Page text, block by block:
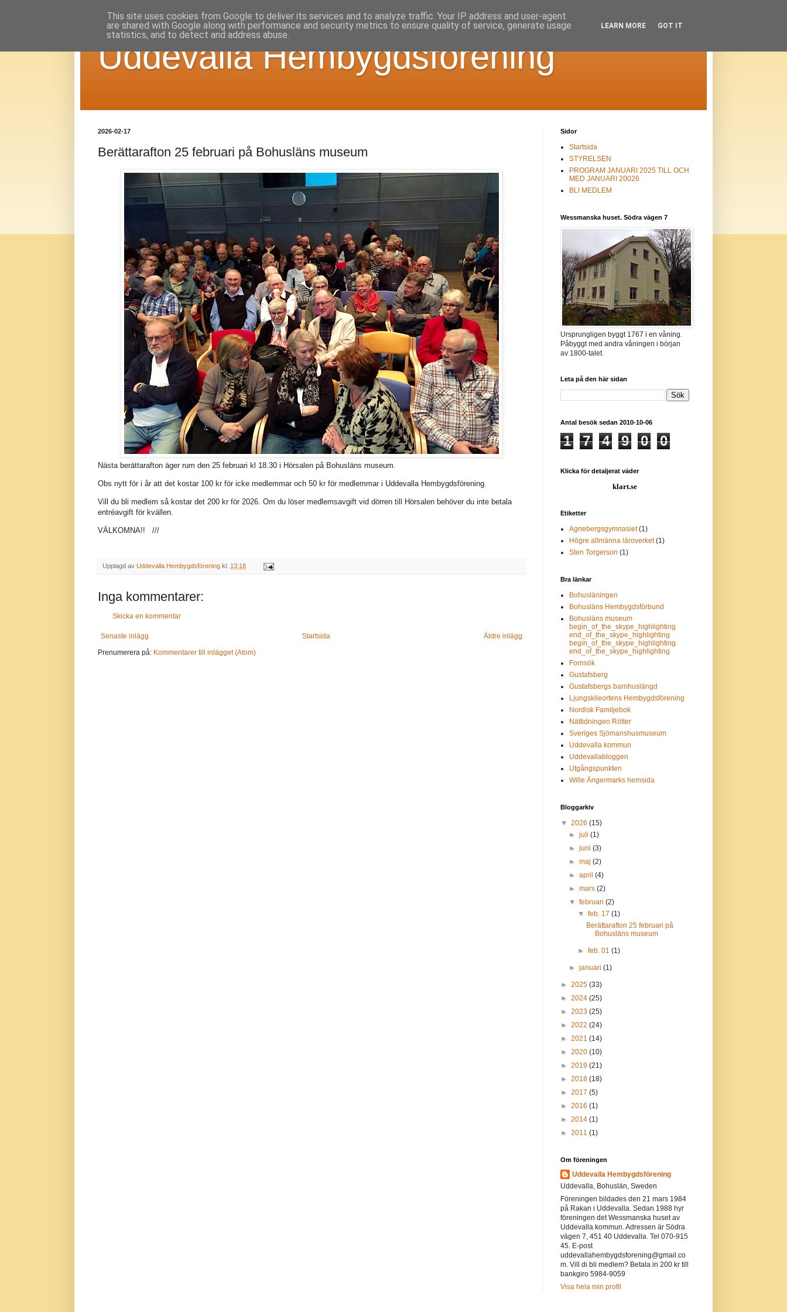
Uddevalla Hembygdsförening
2026-02-17
Berättarafton 25 februari på Bohusläns museum
Nästa berättarafton äger rum den 25 februari kl 18.30 i Hörsalen på Bohusläns museum.
Obs nytt för i år att det kostar 100 kr för icke medlemmar och 50 kr för medlemmar i Uddevalla Hembygdsförening.
Vill du bli medlem så kostar det 200 kr för 2026. Om du löser medlemsavgift vid dörren till Hörsalen behöver du inte betala
entréavgift för kvällen.
VÄLKOMNA!! ///
Upplagd av Uddevalla Hembygdsförening kl. 13:18
Inga kommentarer:
Skicka en kommentar
Senaste inlägg Äldre inlägg
Startsida
Prenumerera på: Kommentarer till inlägget (Atom)
Sidor
Startsida
STYRELSEN
PROGRAM JANUARI 2025 TILL OCH
MED JANUARI 20026
BLI MEDLEM
Wessmanska huset. Södra vägen 7
Ursprungligen byggt 1767 i en våning.
Påbyggt med andra våningen i början
av 1800-talet.
Leta på den här sidan
Antal besök sedan 2010-10-06
1 7 4 9 0 0
Klicka för detaljerat väder
klart.se
Etiketter
Agnebergsgymnasiet (1)
Högre allmänna läroverket (1)
Sten Torgerson (1)
Bra länkar
Bohusläningen
Bohusläns Hembygdsförbund
Bohusläns museum
begin_of_the_skype_highlighting
end_of_the_skype_highlighting
begin_of_the_skype_highlighting
end_of_the_skype_highlighting
Fornsök
Gustafsberg
Gustafsbergs barnhuslängd
Ljungskileortens Hembygdsförening
Nordisk Familjebok
Nättidningen Rötter
Sveriges Sjömanshusmuseum
Uddevalla kommun
Uddevallabloggen
Utgångspunkten
Wille Ängermarks hemsida
Bloggarkiv
▼ 2026 (15)
►juli(1)
►juni(3)
►maj(2)
►april(4)
►mars(2)
▼februari(2)
▼ feb. 17 (1)
Berättarafton 25 februari på
Bohusläns museum
► feb. 01 (1)
►januari(1)
► 2025 (33)
► 2024 (25)
► 2023 (25)
► 2022 (24)
► 2021 (14)
► 2020 (10)
► 2019 (21)
► 2018 (18)
► 2017 (5)
► 2016 (1)
► 2014 (1)
► 2011 (1)
Om föreningen
Uddevalla Hembygdsförening
Uddevalla, Bohuslän, Sweden
Föreningen bildades den 21 mars 1984
på Rakan i Uddevalla. Sedan 1988 hyr
föreningen det Wessmanska huset av
Uddevalla kommun. Adressen är Södra
vägen 7, 451 40 Uddevalla. Tel 070-915
45. E-post
uddevallahembygdsforening@gmail.co
m. Vill di bli medlem? Betala in 200 kr till
bankgiro 5984-9059
Visa hela min profil
This site uses cookies from Google to deliver its services and to analyze traffic. Your IP address and user-agent
are shared with Google along with performance and security metrics to ensure quality of service, generate usage
statistics, and to detect and address abuse.
LEARN MORE GOT IT